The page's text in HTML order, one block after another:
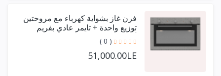
فرن غاز بشواية كهرباء مع مروحتين
توزيع واحدة + تايمر عادي بفريم
أستيل حرف يو 90 سم
( 0 )
51,000.00LE